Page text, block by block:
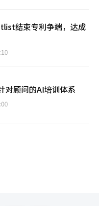
结束专利争端，达成
对顾问的AI培训体系